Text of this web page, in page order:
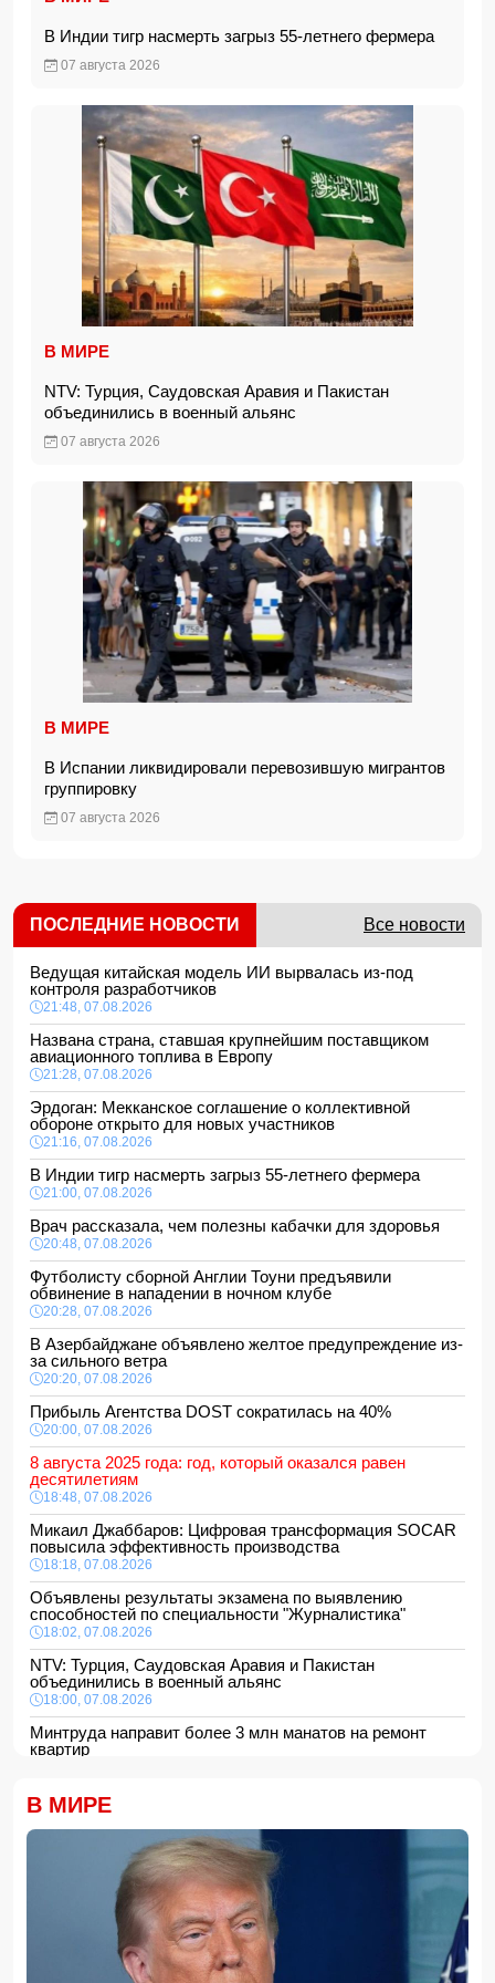
В Индии тигр насмерть загрыз 55-летнего фермера
07 августа 2026
В МИРЕ
NTV: Турция, Саудовская Аравия и Пакистан
объединились в военный альянс
07 августа 2026
В МИРЕ
В Испании ликвидировали перевозившую мигрантов
группировку
07 августа 2026
ПОСЛЕДНИЕ НОВОСТИ Все новости
Ведущая китайская модель ИИ вырвалась из-под
контроля разработчиков
21:48, 07.08.2026
Названа страна, ставшая крупнейшим поставщиком
авиационного топлива в Европу
21:28, 07.08.2026
Эрдоган: Мекканское соглашение о коллективной
обороне открыто для новых участников
21:16, 07.08.2026
В Индии тигр насмерть загрыз 55-летнего фермера
21:00, 07.08.2026
Врач рассказала, чем полезны кабачки для здоровья
20:48, 07.08.2026
Футболисту сборной Англии Тоуни предъявили
обвинение в нападении в ночном клубе
20:28, 07.08.2026
В Азербайджане объявлено желтое предупреждение из-
за сильного ветра
20:20, 07.08.2026
Прибыль Агентства DOST сократилась на 40%
20:00, 07.08.2026
8 августа 2025 года: год, который оказался равен
десятилетиям
18:48, 07.08.2026
Микаил Джаббаров: Цифровая трансформация SOCAR
повысила эффективность производства
18:18, 07.08.2026
Объявлены результаты экзамена по выявлению
способностей по специальности "Журналистика"
18:02, 07.08.2026
NTV: Турция, Саудовская Аравия и Пакистан
объединились в военный альянс
18:00, 07.08.2026
Минтруда направит более 3 млн манатов на ремонт
квартир
Сформирована структура Совета по медиа и вещанию
Пожар в историческом здании в Баку потушен
16:16, 07.08.2026
В Испании ликвидировали перевозившую мигрантов
группировку
16:00, 07.08.2026
Сообщается об ухудшении состояния здоровья
В МИРЕ